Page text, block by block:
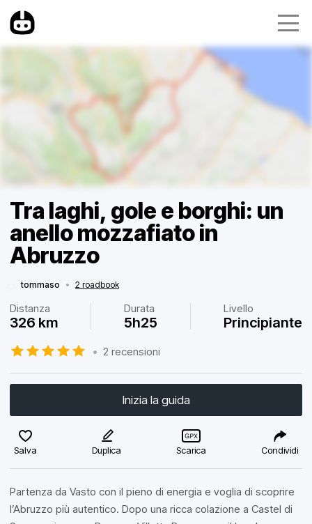
Tra laghi, gole e borghi: un
anello mozzafiato in
Abruzzo
tommaso • 2 roadbook
Distanza
326 km
Durata
5h25
Livello
Principiante
• 2 recensioni
Inizia la guida
Salva Duplica Scarica Condividi
Partenza da Vasto con il pieno di energia e voglia di scoprire
l’Abruzzo più autentico. Dopo una ricca colazione a Castel di